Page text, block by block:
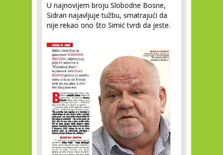
U najnovijem broju Slobodne Bosne,
Sidran najavljuje tužbu, smatrajući da
nije rekao ono što Simić tvrdi da jeste.